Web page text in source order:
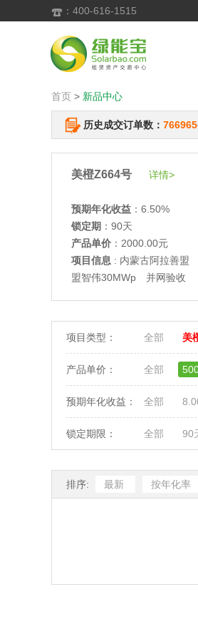
 ：400-616-1515
首页 > 新品中心
历史成交订单数： 766965
美橙Z664号 详情>
预期年化收益 ：6.50%
锁定期 ：90天
产品单价 ：2000.00元
项目信息 : 内蒙古阿拉善盟
盟智伟30MWp 并网验收
项目类型： 全部 美
产品单价： 全部
预期年化收益： 全部
锁定期限： 全部 90
排序: 最新 按年化率